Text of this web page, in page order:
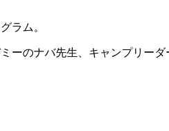
ラム。
ーのナバ先生、キャンプリー